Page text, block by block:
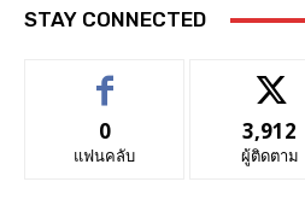
STAY CONNECTED
0
แฟนคลับ
3,912
ผู้ติดตาม